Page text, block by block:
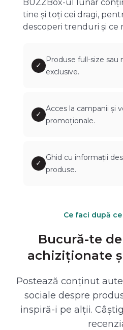
BUZZBox-ul lunar
tine și toți cei dragi,
descoperi trenduri și ce
✓
Produse full-size sau
exclusive.
✓
Acces la campanii și
promoționale.
✓
Ghid cu informații
produse.
Ce faci după
Bucură-te
achiziționate
Postează conținut
sociale despre
inspiră-i pe alții.